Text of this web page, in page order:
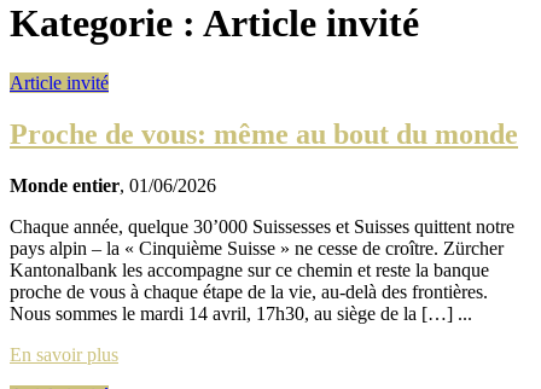
Kategorie : Article invité
Article invité
Proche de vous: même au bout du monde
Monde entier, 01/06/2026
Chaque année, quelque 30’000 Suissesses et Suisses quittent notre
pays alpin – la « Cinquième Suisse » ne cesse de croître. Zürcher
Kantonalbank les accompagne sur ce chemin et reste la banque
proche de vous à chaque étape de la vie, au‑delà des frontières.
Nous sommes le mardi 14 avril, 17h30, au siège de la […] ...
En savoir plus